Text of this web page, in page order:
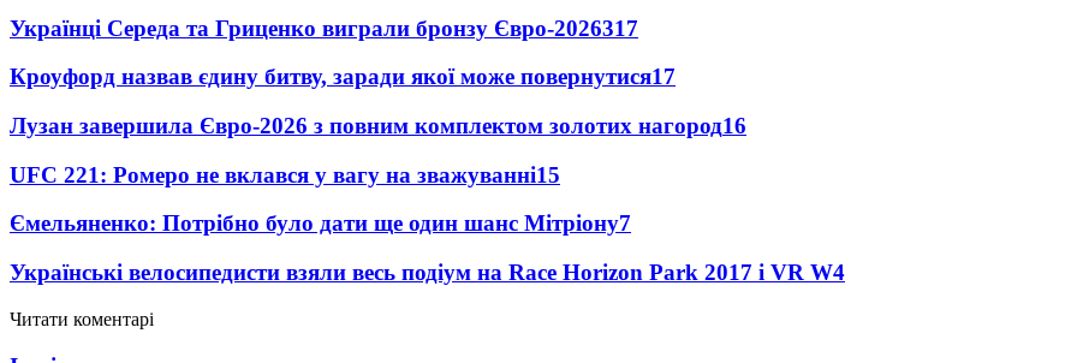
Українці Середа та Гриценко виграли бронзу Євро-2026317
Кроуфорд назвав єдину битву, заради якої може повернутися17
Лузан завершила Євро-2026 з повним комплектом золотих нагород16
UFC 221: Ромеро не вклався у вагу на зважуванні15
Ємельяненко: Потрібно було дати ще один шанс Мітріону7
Українські велосипедисти взяли весь подіум на Race Horizon Park 2017 і VR W4
Читати коментарі